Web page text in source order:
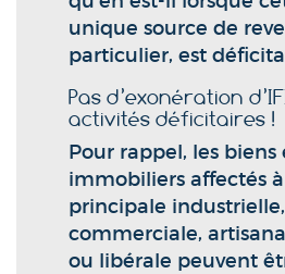
unique source de
particulier, est
Pas d’exonération
activités déficitaires !
Pour rappel, les biens
immobiliers affectés
principale industrielle,
commerciale,
ou libérale peuvent